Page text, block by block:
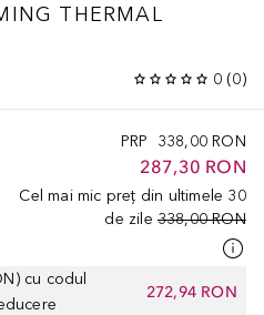
THERMAL
0 (0)
PRP 338,00 RON
287,30 RON
Cel mai mic preț din ultimele 30
de zile 338,00 RON
cu codul
272,94 RON